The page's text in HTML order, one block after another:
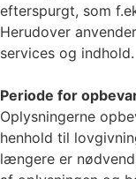
efterspurgt, som
Herudover
services og indhold.
Periode for
Oplysningerne
henhold til
længere er